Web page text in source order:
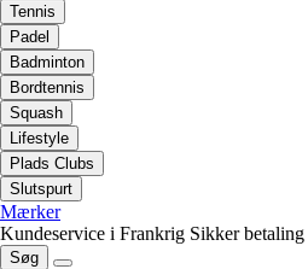
Tennis
Padel
Badminton
Bordtennis
Squash
Lifestyle
Plads Clubs
Slutspurt
Mærker
Kundeservice i Frankrig Sikker betaling
Søg